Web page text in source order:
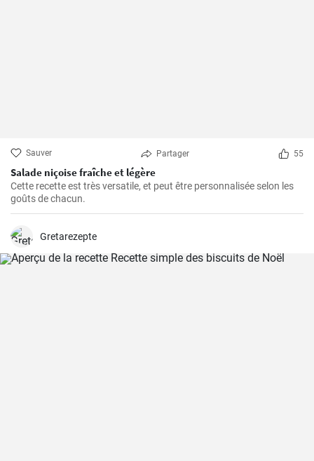
Sauver Partager 55
Salade niçoise fraîche et légère
Cette recette est très versatile, et peut être personnalisée selon les
goûts de chacun.
Gretarezepte